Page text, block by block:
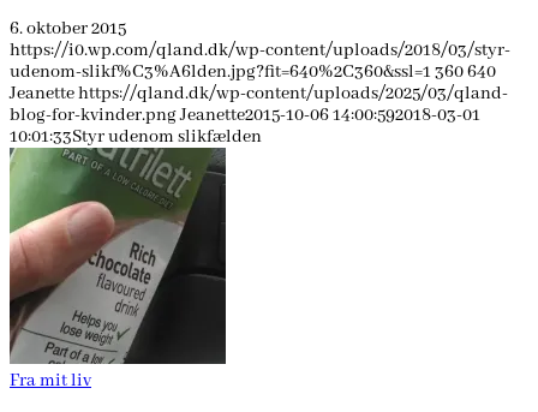
6. oktober 2015
https://i0.wp.com/qland.dk/wp-content/uploads/2018/03/styr-
udenom-slikf%C3%A6lden.jpg?fit=640%2C360&ssl=1 360640
Jeanettehttps://qland.dk/wp-content/uploads/2025/03/qland-
blog-for-kvinder.pngJeanette2015-10-06 14:00:592018-03-01
10:01:33Styr udenom slikfælden
Fra mit liv